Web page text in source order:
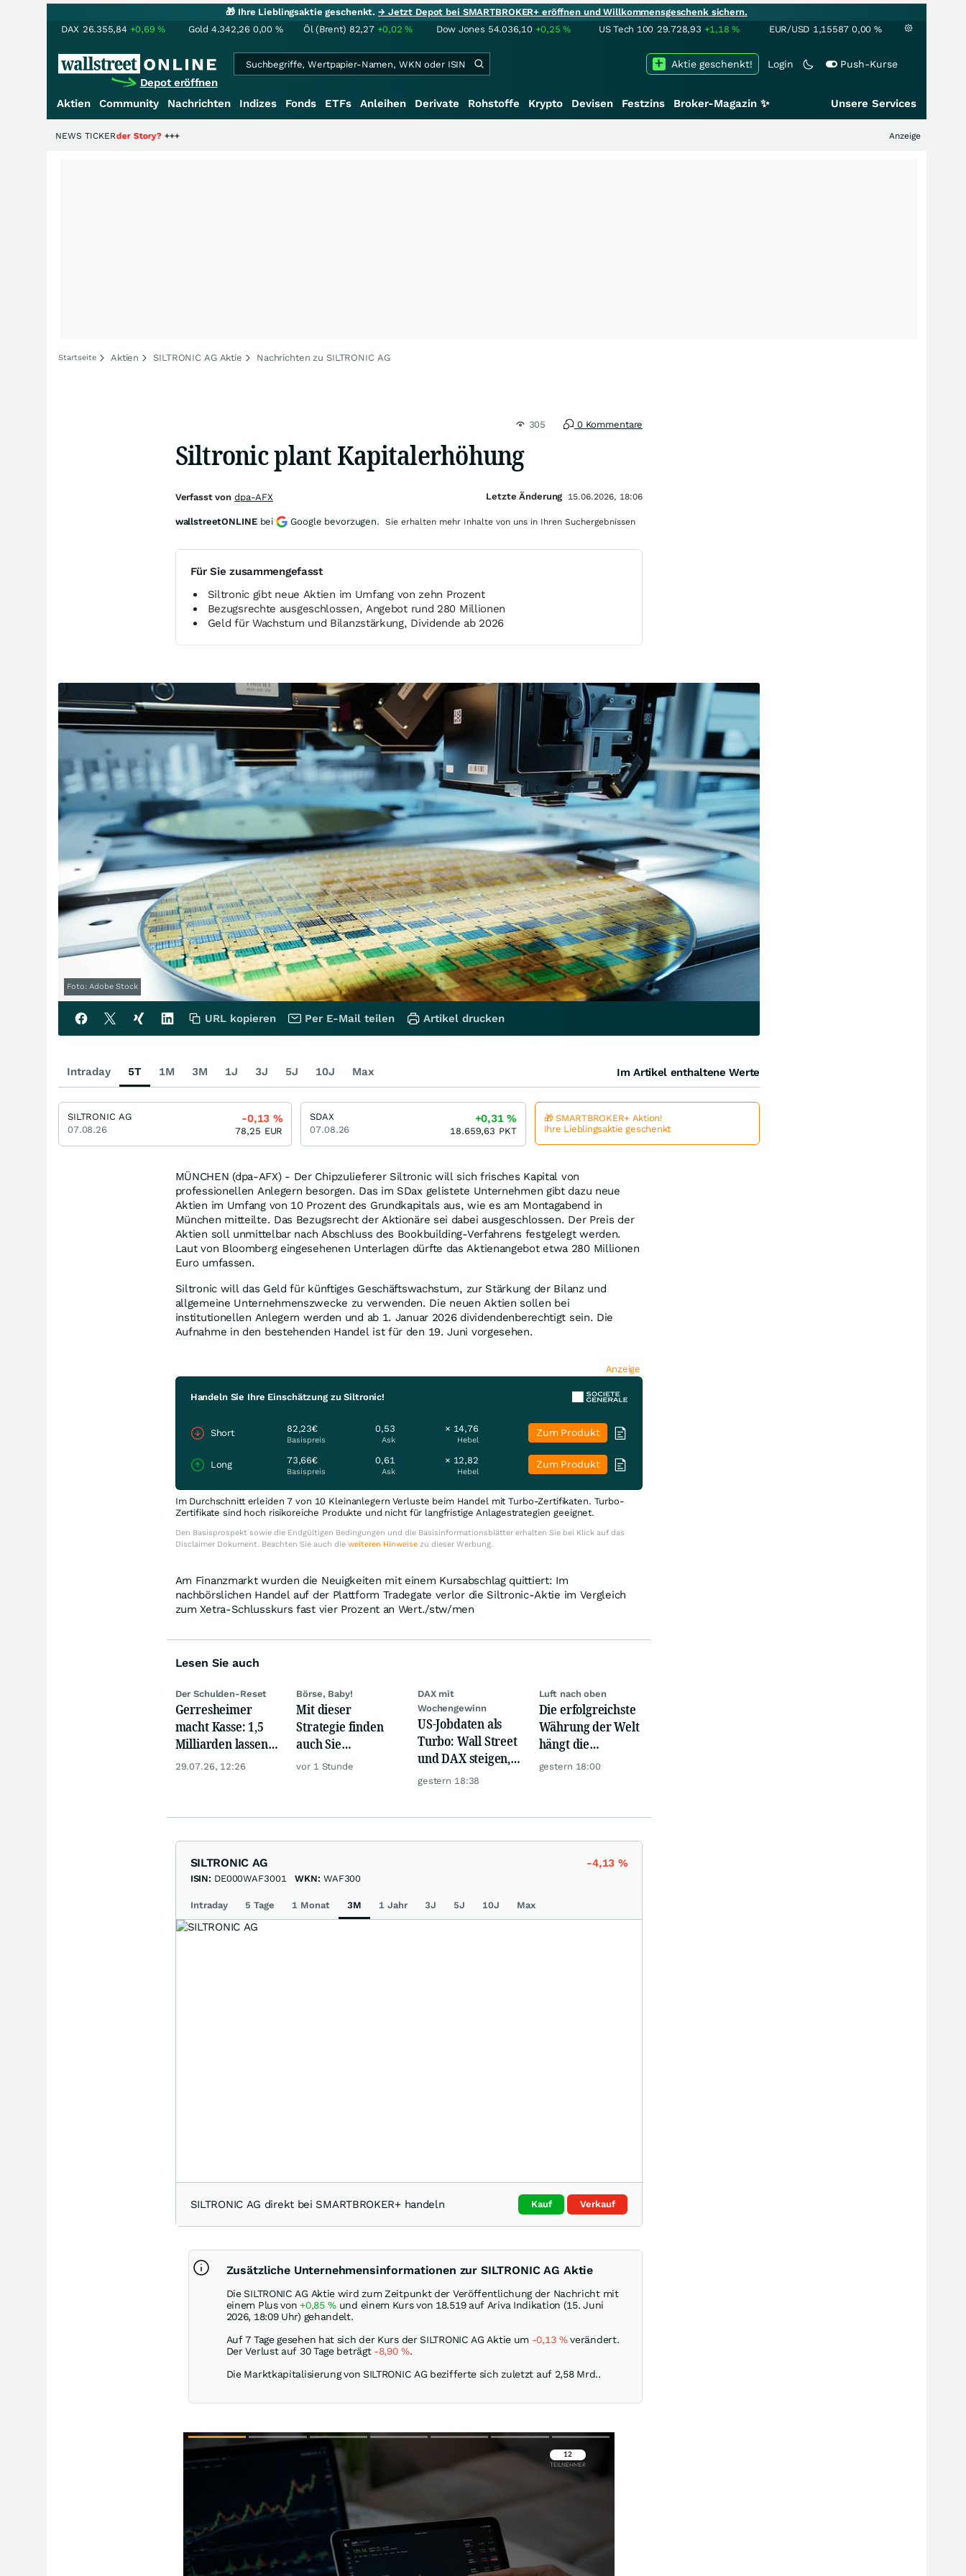
🎁 Ihre Lieblingsaktie geschenkt.→ Jetzt Depot bei SMARTBROKER+ eröffnen und Willkommensgeschenk sichern.
DAX 26.355,84 +0,69% Gold 4.342,26 0,00 % Öl (Brent) 82,27 +0,02% Dow Jones 54.036,10 +0,25% US Tech 100 29.728,93 +1,18% EUR/USD 1,15587 0,00 %
Depot eröffnen
Login Push-Kurse
Aktie geschenkt!
Aktien Community Nachrichten Indizes Fonds ETFs Anleihen Derivate Rohstoffe Krypto Devisen Festzins Broker-Magazin ✨ Unsere Services
die Hälfte der Story?+++ Anzeige
NEWS TICKER
Startseite Aktien SILTRONIC AG Aktie Nachrichten zu SILTRONIC AG
305 0 Kommentare
Siltronic plant Kapitalerhöhung
Für Sie zusammengefasst
Siltronic gibt neue Aktien im Umfang von zehn Prozent
Bezugsrechte ausgeschlossen, Angebot rund 280 Millionen
Geld für Wachstum und Bilanzstärkung, Dividende ab 2026
Foto: Adobe Stock
MÜNCHEN (dpa-AFX) - Der Chipzulieferer Siltronic will sich frisches Kapital von
professionellen Anlegern besorgen. Das im SDax gelistete Unternehmen gibt dazu neue
Aktien im Umfang von 10 Prozent des Grundkapitals aus, wie es am Montagabend in
München mitteilte. Das Bezugsrecht der Aktionäre sei dabei ausgeschlossen. Der Preis der
Aktien soll unmittelbar nach Abschluss des Bookbuilding-Verfahrens festgelegt werden.
Laut von Bloomberg eingesehenen Unterlagen dürfte das Aktienangebot etwa 280 Millionen
Euro umfassen.
Siltronic will das Geld für künftiges Geschäftswachstum, zur Stärkung der Bilanz und
allgemeine Unternehmenszwecke zu verwenden. Die neuen Aktien sollen bei
institutionellen Anlegern werden und ab 1. Januar 2026 dividendenberechtigt sein. Die
Aufnahme in den bestehenden Handel ist für den 19. Juni vorgesehen.
Anzeige
Handeln Sie Ihre Einschätzung zu Siltronic!
Short 82,23€
Basispreis
0,53
Ask
× 14,76
Hebel
Zum Produkt
Long 73,66€
Basispreis
0,61
Ask
× 12,82
Hebel
Zum Produkt
Im Durchschnitt erleiden 7 von 10 Kleinanlegern Verluste beim Handel mit Turbo-Zertifikaten. Turbo-
Zertifikate sind hoch risikoreiche Produkte und nicht für langfristige Anlagestrategien geeignet.
Den Basisprospekt sowie die Endgültigen Bedingungen und die Basisinformationsblätter erhalten Sie bei Klick auf das
Disclaimer Dokument. Beachten Sie auch die weiteren Hinweisezu dieser Werbung.
Am Finanzmarkt wurden die Neuigkeiten mit einem Kursabschlag quittiert: Im
nachbörslichen Handel auf der Plattform Tradegate verlor die Siltronic-Aktie im Vergleich
zum Xetra-Schlusskurs fast vier Prozent an Wert./stw/men
Lesen Sie auch
Der Schulden-Reset
Gerresheimer
macht Kasse: 1,5
Milliarden lassen
die Aktie
29.07.26, 12:26
Börse, Baby!
Mit dieser
Strategie finden
auch Sie
zuverlässig
vor 1 Stunde
DAX mit
Wochengewinn
US-Jobdaten als
Turbo: Wall Street
und DAX steigen,
Gold glänzt
gestern 18:38
Luft nach oben
Die erfolgreichste
Währung der Welt
hängt die
Konkurrenz ab
gestern 18:00
SILTRONIC AG -4,13 %
ISIN: DE000WAF3001 WKN: WAF300
Intraday 5 Tage 1 Monat 3M 1 Jahr 3J 5J 10J Max
SILTRONIC AG direkt bei SMARTBROKER+ handeln Kauf Verkauf
Zusätzliche Unternehmensinformationen zur SILTRONIC AG Aktie
Die SILTRONIC AG Aktie wird zum Zeitpunkt der Veröffentlichung der Nachricht mit
einem Plus von+0,85% und einem Kurs von 18.519 auf Ariva Indikation (15. Juni
2026, 18:09 Uhr) gehandelt.
Auf 7 Tage gesehen hat sich der Kurs der SILTRONIC AG Aktie um -0,13 %verändert.
Der Verlust auf 30 Tage beträgt -8,90%.
Die Marktkapitalisierung von SILTRONIC AG bezifferte sich zuletzt auf 2,58 Mrd..
Verfasst von dpa-AFX Letzte Änderung 15.06.2026, 18:06
wallstreetONLINE bei Google bevorzugen. Sie erhalten mehr Inhalte von uns in Ihren Suchergebnissen
URL kopieren Per E-Mail teilen Artikel drucken
Intraday 5T 1M 3M 1J 3J 5J 10J Max Im Artikel enthaltene Werte
SILTRONIC AG
07.08.26
-0,13 %
78,25 EUR
SDAX
07.08.26
+0,31 %
18.659,63 PKT
🎁 SMARTBROKER+ Aktion!
Ihre Lieblingsaktie geschenkt